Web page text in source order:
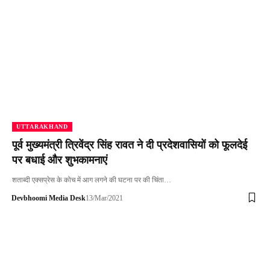
UTTARAKHAND
पूर्व मुख्यमंत्री त्रिवेंद्र सिंह रावत ने दी प्रदेशवासियों को फूलदेई
पर बधाई और शुभकामनाएं
शताब्दी एक्सप्रेस के कोच में आग लगने की घटना पर की चिंता…
Devbhoomi Media Desk13/Mar/2021